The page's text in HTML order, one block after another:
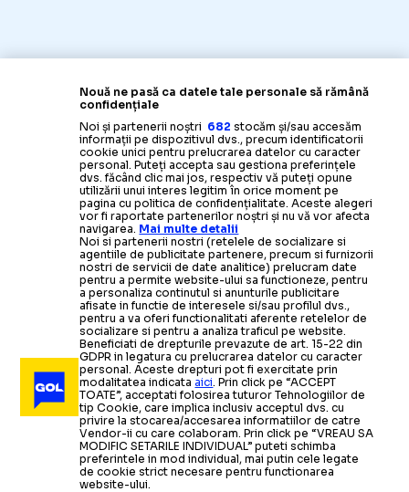
Nouă ne pasă ca datele tale personale să rămână
confidențiale
Noi și partenerii noștri 682 stocăm și/sau accesăm
informații pe dispozitivul dvs., precum identificatorii
cookie unici pentru prelucrarea datelor cu caracter
personal. Puteți accepta sau gestiona preferințele
dvs. făcând clic mai jos, respectiv vă puteți opune
utilizării unui interes legitim în orice moment pe
pagina cu politica de confidențialitate. Aceste alegeri
vor fi raportate partenerilor noștri și nu vă vor afecta
navigarea. Mai multe detalii
Noi si partenerii nostri (retelele de socializare si
agentiile de publicitate partenere, precum si furnizorii
nostri de servicii de date analitice) prelucram date
pentru a permite website-ului sa functioneze, pentru
a personaliza continutul si anunturile publicitare
afisate in functie de interesele si/sau profilul dvs.,
pentru a va oferi functionalitati aferente retelelor de
socializare si pentru a analiza traficul pe website.
Beneficiati de drepturile prevazute de art. 15-22 din
GDPR in legatura cu prelucrarea datelor cu caracter
personal. Aceste drepturi pot fi exercitate prin
modalitatea indicataaici. Prin click pe “ACCEPT
TOATE”, acceptati folosirea tuturor Tehnologiilor de
tip Cookie, care implica inclusiv acceptul dvs. cu
privire la stocarea/accesarea informatiilor de catre
Vendor-ii cu care colaboram. Prin click pe “VREAU SA
MODIFIC SETARILE INDIVIDUAL” puteti schimba
preferintele in mod individual, mai putin cele legate
de cookie strict necesare pentru functionarea
website-ului.